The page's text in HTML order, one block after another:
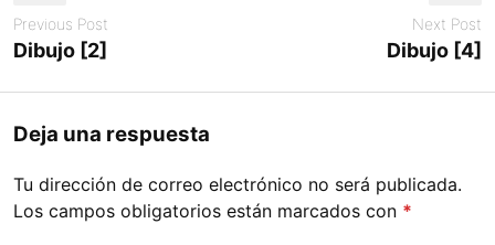
Previous Post
Dibujo [2]
Next Post
Dibujo [4]
Deja una respuesta
Tu dirección de correo electrónico no será publicada.
Los campos obligatorios están marcados con *